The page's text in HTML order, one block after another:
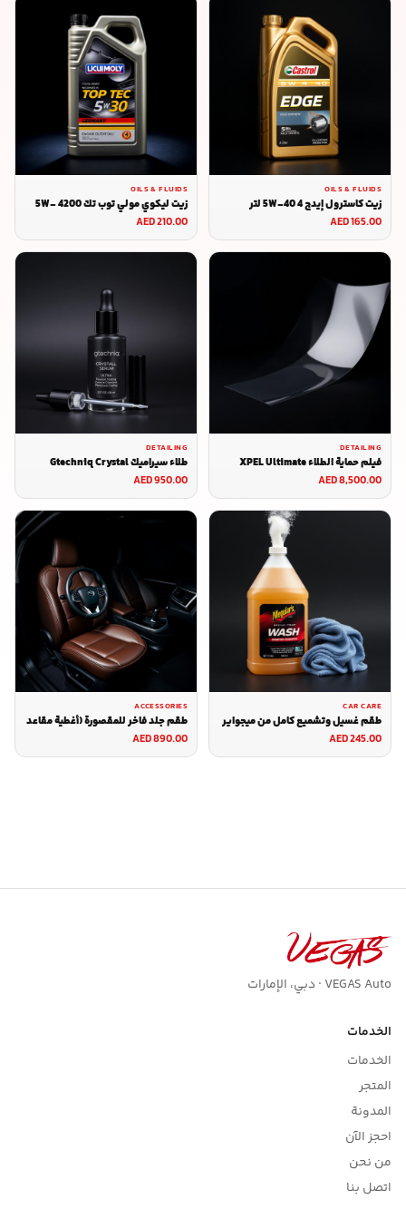
OILS & FLUIDS
زيت كاسترول إيدج 5W-40 4 لتر
AED 165.00
OILS & FLUIDS
زيت ليكوي مولي توب تك 4200 5W-
30 5 لتر
AED 210.00
DETAILING
فيلم حماية الطلاء XPEL Ultimate
Plus — لفة كاملة (1.52م × 15م)
AED 8,500.00
DETAILING
طلاء سيراميك Gtechniq Crystal
Serum Ultra 50 مل
AED 950.00
CAR CARE
طقم غسيل وتشميع كامل من ميجواير
AED 245.00
ACCESSORIES
طقم جلد فاخر للمقصورة (أغطية مقاعد
+ غطاء مقود)
AED 890.00
VEGAS Auto · دبي، الإمارات
الخدمات
الخدمات
المتجر
المدونة
احجز الآن
من نحن
اتصل بنا